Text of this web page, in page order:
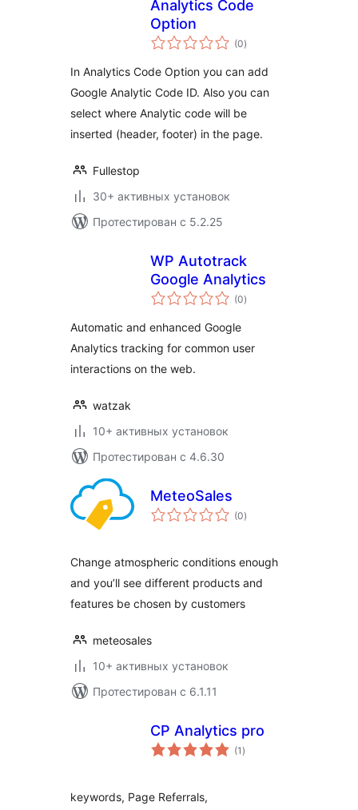
Analytics Code
Option
(0общий
рейтинг
)
In Analytics Code Option you can add
Google Analytic Code ID. Also you can
select where Analytic code will be
inserted (header, footer) in the page.
Fullestop
30+ активных установок
Протестирован с 5.2.25
WP Autotrack
Google Analytics
(0общий
рейтинг
)
Automatic and enhanced Google
Analytics tracking for common user
interactions on the web.
watzak
10+ активных установок
Протестирован с 4.6.30
MeteoSales
(0общий
рейтинг
)
Change atmospheric conditions enough
and you’ll see different products and
features be chosen by customers
meteosales
10+ активных установок
Протестирован с 6.1.11
CP Analytics pro
(1 общий
рейтинг
)
keywords, Page Referrals,